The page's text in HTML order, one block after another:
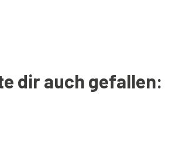
dir auch gefallen: